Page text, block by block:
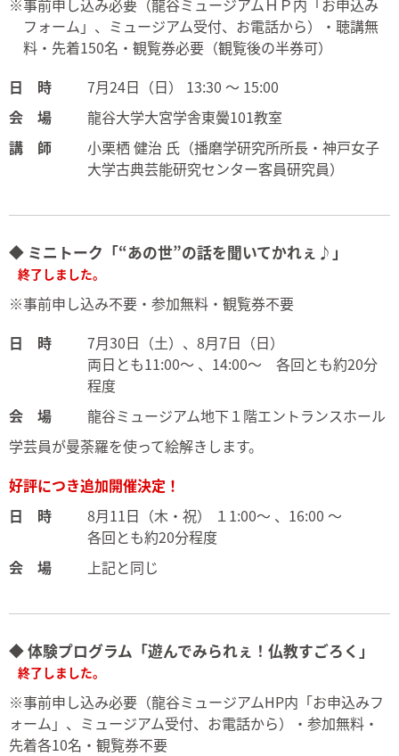
※事前申し込み必要（龍谷ミュージアムＨＰ内「お申込み
フォーム」、ミュージアム受付、お電話から）・聴講無
料・先着150名・観覧券必要（観覧後の半券可）
日 時
7月24日（日） 13:30 ～ 15:00
会 場
龍谷大学大宮学舎東黌101教室
講 師
小栗栖 健治 氏（播磨学研究所所長・神戸女子
大学古典芸能研究センター客員研究員）
◆ ミニトーク「“あの世”の話を聞いてかれぇ♪」
終了しました。
※事前申し込み不要・参加無料・観覧券不要
日 時
7月30日（土）、8月7日（日）
両日とも11:00～ 、14:00～ 各回とも約20分
程度
会 場
龍谷ミュージアム地下１階エントランスホール
学芸員が曼荼羅を使って絵解きします。
好評につき追加開催決定！
日 時
8月11日（木・祝） １1:00～ 、16:00 ～
各回とも約20分程度
会 場
上記と同じ
◆ 体験プログラム「遊んでみられぇ！仏教すごろく」
終了しました。
※事前申し込み必要（龍谷ミュージアムHP内「お申込みフ
ォーム」、ミュージアム受付、お電話から）・参加無料・
先着各10名・観覧券不要